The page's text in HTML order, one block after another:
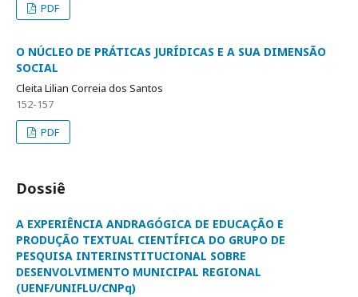
PDF
O NÚCLEO DE PRÁTICAS JURÍDICAS E A SUA DIMENSÃO
SOCIAL
Cleita Lilian Correia dos Santos
152-157
PDF
Dossiê
A EXPERIÊNCIA ANDRAGÓGICA DE EDUCAÇÃO E
PRODUÇÃO TEXTUAL CIENTÍFICA DO GRUPO DE
PESQUISA INTERINSTITUCIONAL SOBRE
DESENVOLVIMENTO MUNICIPAL REGIONAL
(UENF/UNIFLU/CNPq)